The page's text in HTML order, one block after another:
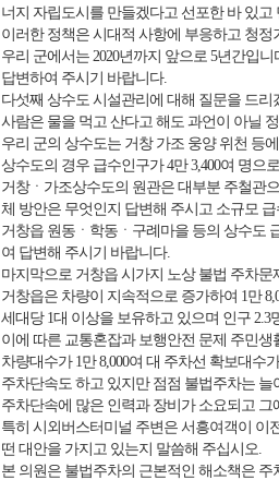
너지 자립도시를 만들겠다고 선포한 바 있
이러한 정책은 시대적 사항에 부응하고 청
우리 군에서는 2020년까지 앞으로 5년간입
답변하여 주시기 바랍니다.
다섯째 상수도 시설관리에 대해 질문을 드리
사람은 물을 먹고 산다고 해도 과언이 아닐
우리 군의 상수도는 거창 가조 웅양 위천 등
상수도의 경우 급수인구가 4만 3,400여 명
거창ㆍ가조상수도의 원관은 대부분 주철관
체 방안은 무엇인지 답변해 주시고 소규모
거창읍 원동ㆍ학동ㆍ구례마을 등의 상수도
여 답변해 주시기 바랍니다.
마지막으로 거창읍 시가지 노상 불법 주차
거창읍은 차량이 지속적으로 증가하여 1만
세대당 1대 이상을 보유하고 있으며 인구
이에 따른 교통혼잡과 보행안전 문제 주민
차량대수가 1만 8,000여 대 주차선 확보대수
주차단속도 하고 있지만 점점 불법주차는 늘
주차단속에 많은 인력과 장비가 소요되고
특히 시외버스터미널 주변은 서흥여객이 이
떤 대안을 가지고 있는지 말씀해 주십시오.
본 의원은 불법주차의 근본적인 해소책은